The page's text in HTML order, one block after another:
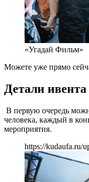
«Угадай Фильм»
Можете уже прямо
Детали ивента
В первую очередь
человека, каждый в
мероприятия.
https://kudaufa.ru/